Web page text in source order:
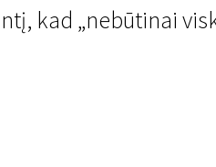
kad „nebūtinai